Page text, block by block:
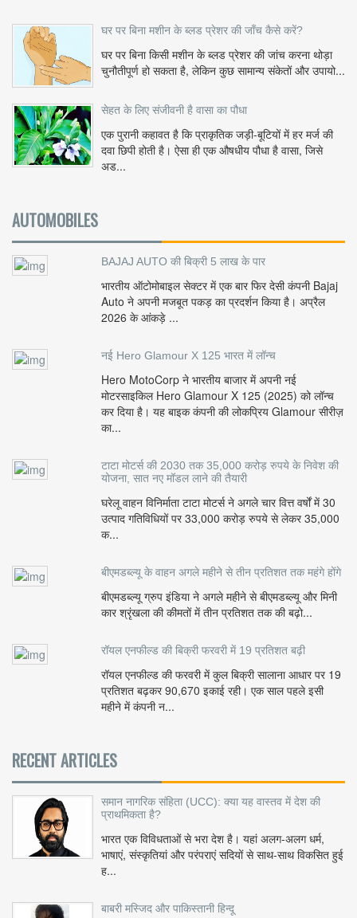
घर पर बिना मशीन के ब्लड प्रेशर की जाँच कैसे करें?
घर पर बिना किसी मशीन के ब्लड प्रेशर की जांच करना थोड़ा
चुनौतीपूर्ण हो सकता है, लेकिन कुछ सामान्य संकेतों और उपायो...
सेहत के लिए संजीवनी है वासा का पौधा
एक पुरानी कहावत है कि प्राकृतिक जड़ी-बूटियों में हर मर्ज की
दवा छिपी होती है। ऐसा ही एक औषधीय पौधा है वासा, जिसे
अड...
AUTOMOBILES
BAJAJ AUTO की बिक्री 5 लाख के पार
भारतीय ऑटोमोबाइल सेक्टर में एक बार फिर देसी कंपनी Bajaj
Auto ने अपनी मजबूत पकड़ का प्रदर्शन किया है। अप्रैल
2026 के आंकड़े ...
नई Hero Glamour X 125 भारत में लॉन्च
Hero MotoCorp ने भारतीय बाजार में अपनी नई
मोटरसाइकिल Hero Glamour X 125 (2025) को लॉन्च
कर दिया है। यह बाइक कंपनी की लोकप्रिय Glamour सीरीज़
का...
टाटा मोटर्स की 2030 तक 35,000 करोड़ रुपये के निवेश की
योजना, सात नए मॉडल लाने की तैयारी
घरेलू वाहन विनिर्माता टाटा मोटर्स ने अगले चार वित्त वर्षों में 30
उत्पाद गतिविधियों पर 33,000 करोड़ रुपये से लेकर 35,000
क...
बीएमडब्ल्यू के वाहन अगले महीने से तीन प्रतिशत तक महंगे होंगे
बीएमडब्ल्यू ग्रुप इंडिया ने अगले महीने से बीएमडब्ल्यू और मिनी
कार श्रृंखला की कीमतों में तीन प्रतिशत तक की बढ़ो...
रॉयल एनफील्ड की बिक्री फरवरी में 19 प्रतिशत बढ़ी
रॉयल एनफील्ड की फरवरी में कुल बिक्री सालाना आधार पर 19
प्रतिशत बढ़कर 90,670 इकाई रही। एक साल पहले इसी
महीने में कंपनी न...
RECENT ARTICLES
समान नागरिक संहिता (UCC): क्या यह वास्तव में देश की
प्राथमिकता है?
भारत एक विविधताओं से भरा देश है। यहां अलग-अलग धर्म,
भाषाएं, संस्कृतियां और परंपराएं सदियों से साथ-साथ विकसित हुई
ह...
बाबरी मस्जिद और पाकिस्तानी हिन्दू